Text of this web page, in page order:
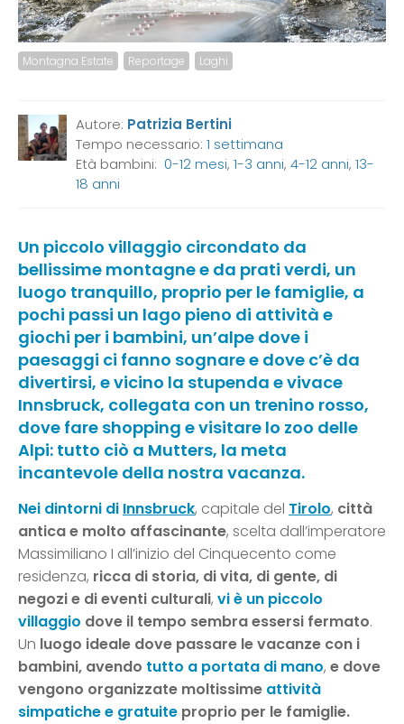
Montagna Estate Reportage Laghi
Autore: Patrizia Bertini
Tempo necessario:1 settimana
Età bambini:0-12 mesi,1-3 anni,4-12 anni,13-
18 anni
Un piccolo villaggio circondato da
bellissime montagne e da prati verdi, un
luogo tranquillo, proprio per le famiglie, a
pochi passi un lago pieno di attività e
giochi per i bambini, un’alpe dove i
paesaggi ci fanno sognare e dove c’è da
divertirsi, e vicino la stupenda e vivace
Innsbruck, collegata con un trenino rosso,
dove fare shopping e visitare lo zoo delle
Alpi: tutto ciò a Mutters, la meta
incantevole della nostra vacanza.
Nei dintorni di Innsbruck, capitale del Tirolo, città
antica e molto affascinante, scelta dall’imperatore
Massimiliano I all’inizio del Cinquecento come
residenza, ricca di storia, di vita, di gente, di
negozi e di eventi culturali, vi è un piccolo
villaggio dove il tempo sembra essersi fermato.
Un luogo ideale dove passare le vacanze con i
bambini, avendo tutto a portata di mano, e dove
vengono organizzate moltissime attività
simpatiche e gratuite proprio per le famiglie.